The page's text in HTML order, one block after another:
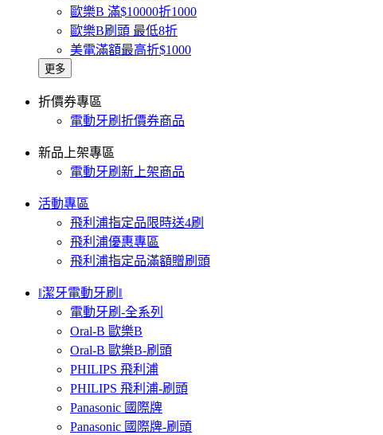
歐樂B 滿$10000折1000
歐樂B刷頭 最低8折
美電滿額最高折$1000
更多
折價券專區
電動牙刷折價券商品
新品上架專區
電動牙刷新上架商品
活動專區
飛利浦指定品限時送4刷
飛利浦優惠專區
飛利浦指定品滿額贈刷頭
‖潔牙電動牙刷‖
電動牙刷-全系列
Oral-B 歐樂B
Oral-B 歐樂B-刷頭
PHILIPS 飛利浦
PHILIPS 飛利浦-刷頭
Panasonic 國際牌
Panasonic 國際牌-刷頭